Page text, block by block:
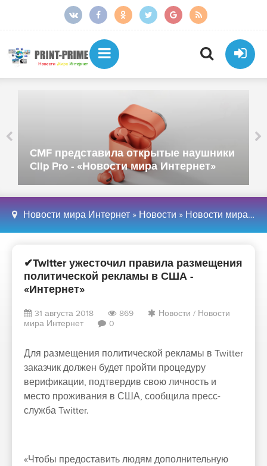
CMF представила открытые наушники
Clip Pro - «Новости мира Интернет»
Новости мира Интернет » Новости » Новости мира Интернет
✔Twitter ужесточил правила размещения
политической рекламы в США -
«Интернет»
31 августа 2018 869 Новости / Новости
мира Интернет
0
Для размещения политической рекламы в Twitter
заказчик должен будет пройти процедуру
верификации, подтвердив свою личность и
место проживания в США, сообщила пресс-
служба Twitter.
«Чтобы предоставить людям дополнительную